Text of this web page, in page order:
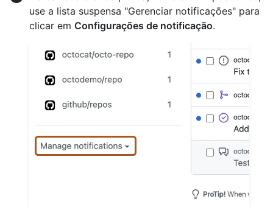
use a lista suspensa "Gerenciar notificações" para
clicar em Configurações de notificação.